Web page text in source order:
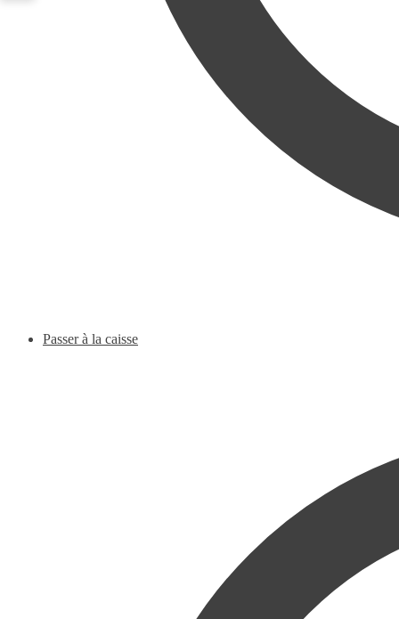
Passer à la caisse